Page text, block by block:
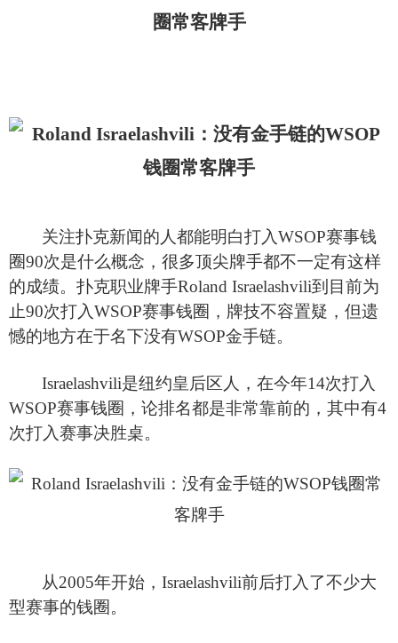
圈常客牌手
关注扑克新闻的人都能明白打入WSOP赛事钱
圈90次是什么概念，很多顶尖牌手都不一定有这样
的成绩。扑克职业牌手Roland Israelashvili到目前为
止90次打入WSOP赛事钱圈，牌技不容置疑，但遗
憾的地方在于名下没有WSOP金手链。
Israelashvili是纽约皇后区人，在今年14次打入
WSOP赛事钱圈，论排名都是非常靠前的，其中有4
次打入赛事决胜桌。
从2005年开始，Israelashvili前后打入了不少大
型赛事的钱圈。